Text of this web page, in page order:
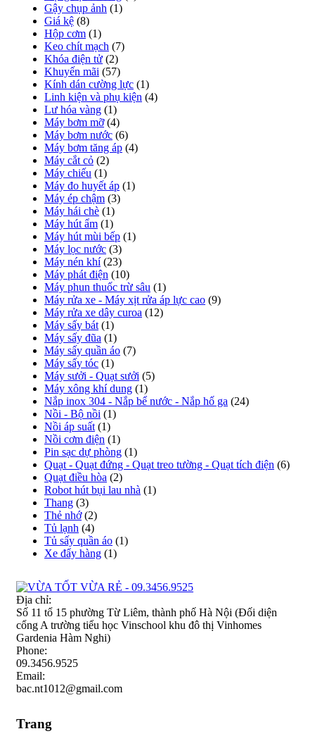
Gậy chụp ảnh (1)
Giá kệ (8)
Hộp cơm (1)
Keo chít mạch (7)
Khóa điện tử (2)
Khuyến mãi (57)
Kính dán cường lực (1)
Linh kiện và phụ kiện (4)
Lư hóa vàng (1)
Máy bơm mỡ (4)
Máy bơm nước (6)
Máy bơm tăng áp (4)
Máy cắt cỏ (2)
Máy chiếu (1)
Máy đo huyết áp (1)
Máy ép chậm (3)
Máy hái chè (1)
Máy hút ẩm (1)
Máy hút mùi bếp (1)
Máy lọc nước (3)
Máy nén khí (23)
Máy phát điện (10)
Máy phun thuốc trừ sâu (1)
Máy rửa xe - Máy xịt rửa áp lực cao (9)
Máy rửa xe dây curoa (12)
Máy sấy bát (1)
Máy sấy đũa (1)
Máy sấy quần áo (7)
Máy sấy tóc (1)
Máy sưởi - Quạt sưởi (5)
Máy xông khí dung (1)
Nắp inox 304 - Nắp bể nước - Nắp hố ga (24)
Nồi - Bộ nồi (1)
Nồi áp suất (1)
Nồi cơm điện (1)
Pin sạc dự phòng (1)
Quạt - Quạt đứng - Quạt treo tường - Quạt tích điện (6)
Quạt điều hòa (2)
Robot hút bụi lau nhà (1)
Thang (3)
Thẻ nhớ (2)
Tủ lạnh (4)
Tủ sấy quần áo (1)
Xe đẩy hàng (1)
Địa chỉ:
Số 11 tổ 15 phường Từ Liêm, thành phố Hà Nội (Đối diện
cổng A trường tiểu học Vinschool khu đô thị Vinhomes
Gardenia Hàm Nghi)
Phone:
09.3456.9525
Email:
bac.nt1012@gmail.com
Trang